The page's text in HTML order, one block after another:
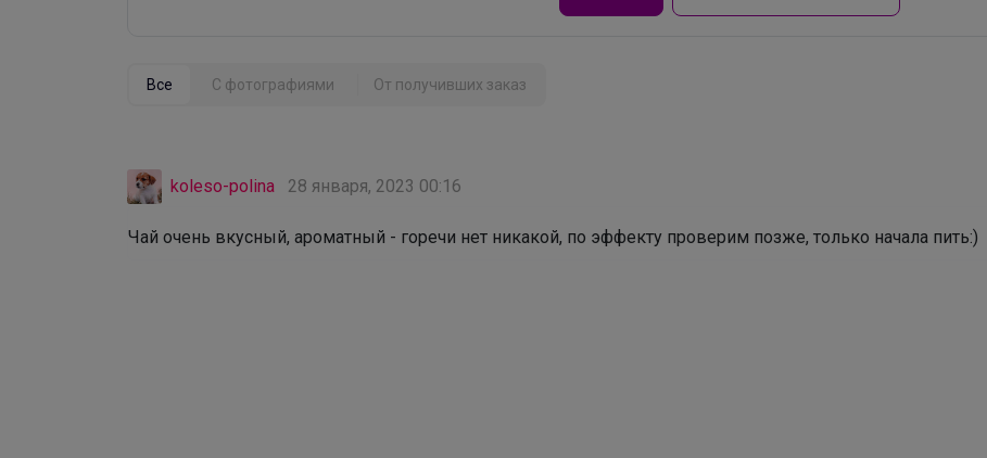
Все С фотографиями От получивших заказ
koleso-polina 28 января, 2023 00:16
Чай очень вкусный, ароматный - горечи нет никакой, по эффекту проверим позже, только начала пить:)
школьная классика, которая всегда выглядит